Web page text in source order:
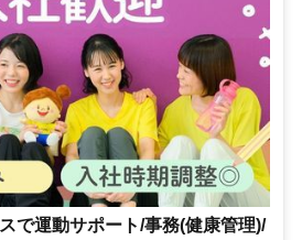
で運動サポート/事務(健康管理)/